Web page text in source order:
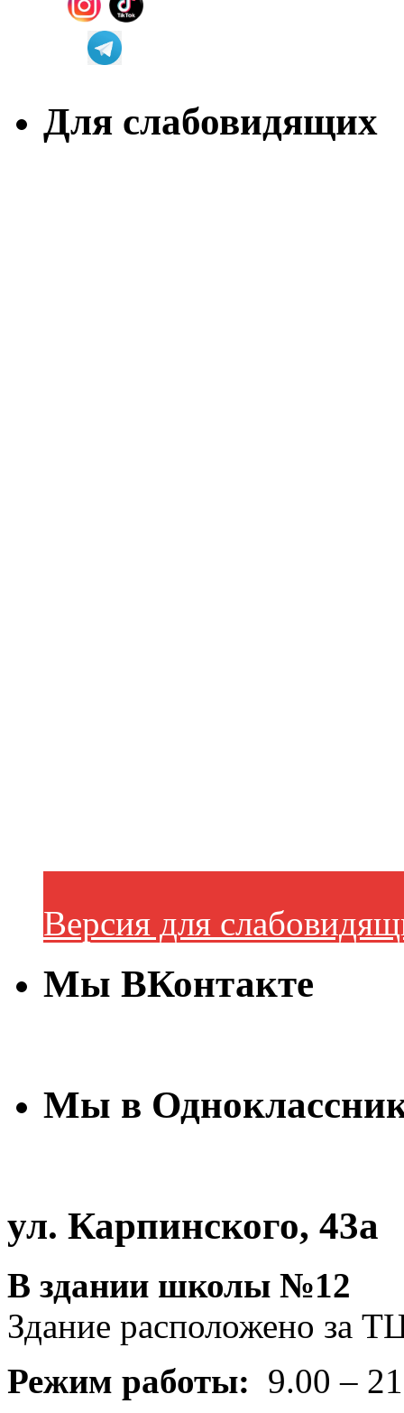
Для слабовидящих
Версия для
Мы ВКонтакте
Мы в
ул. Карпинского, 43а
В здании школы №12
Здание расположено за
Режим работы: 9.00 –